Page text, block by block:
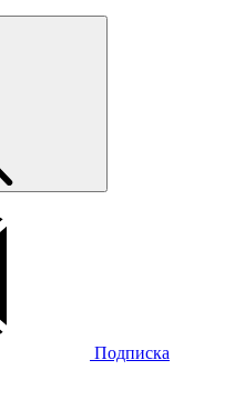
Подписка